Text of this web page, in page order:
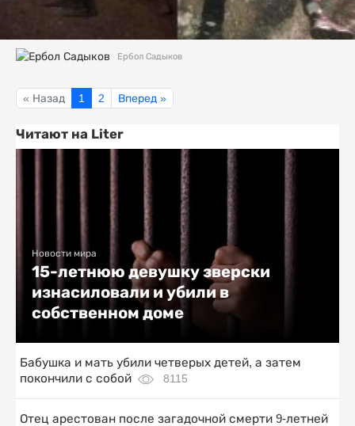
Ербол Садыков
« Назад 1 2 Вперед »
Читают на Liter
Новости мира
15-летнюю девушку зверски
изнасиловали и убили в
собственном доме
Бабушка и мать убили четверых детей, а затем
покончили с собой
8115
Отец арестован после загадочной смерти 9-летней